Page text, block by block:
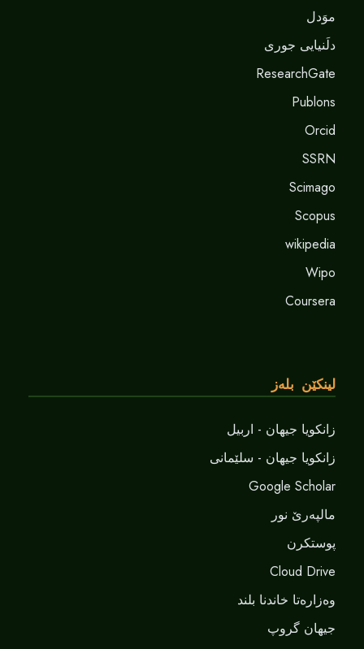
موَدل
دلَنيايى جورى
ResearchGate
Publons
Orcid
SSRN
Scimago
Scopus
wikipedia
Wipo
Coursera
لینکێن بلەز
زانکویا جیهان - اربیل
زانکویا جیهان - سلێمانی
Google Scholar
مالپەرێ نور
پوستکرن
Cloud Drive
وەزارەتا خاندنا بلند
جیهان گروپ